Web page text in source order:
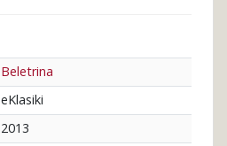
Beletrina
eKlasiki
2013